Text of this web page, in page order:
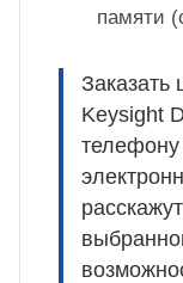
памяти
Keysight
телефону